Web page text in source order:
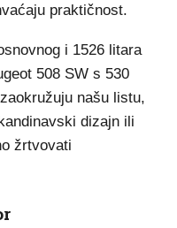
praktičnost.
i 1526 litara
508 SW s 530
našu listu,
dizajn ili
žrtvovati